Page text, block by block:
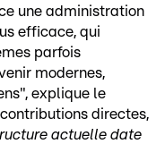
une administration
efficace, qui
parfois
modernes,
explique le
directes,
actuelle date